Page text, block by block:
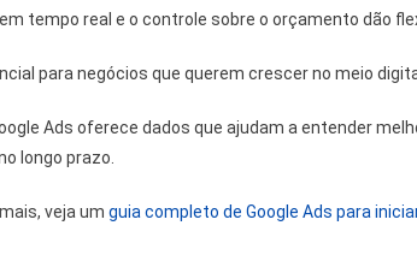
tempo real e o controle sobre o orçamento dão
para negócios que querem crescer no meio
Ads oferece dados que ajudam a entender
longo prazo.
veja um guia completo de Google Ads para